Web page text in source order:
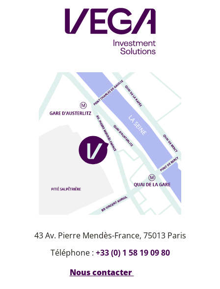
43 Av. Pierre Mendès-France, 75013 Paris
Téléphone : +33 (0) 1 58 19 09 80
Nous contacter